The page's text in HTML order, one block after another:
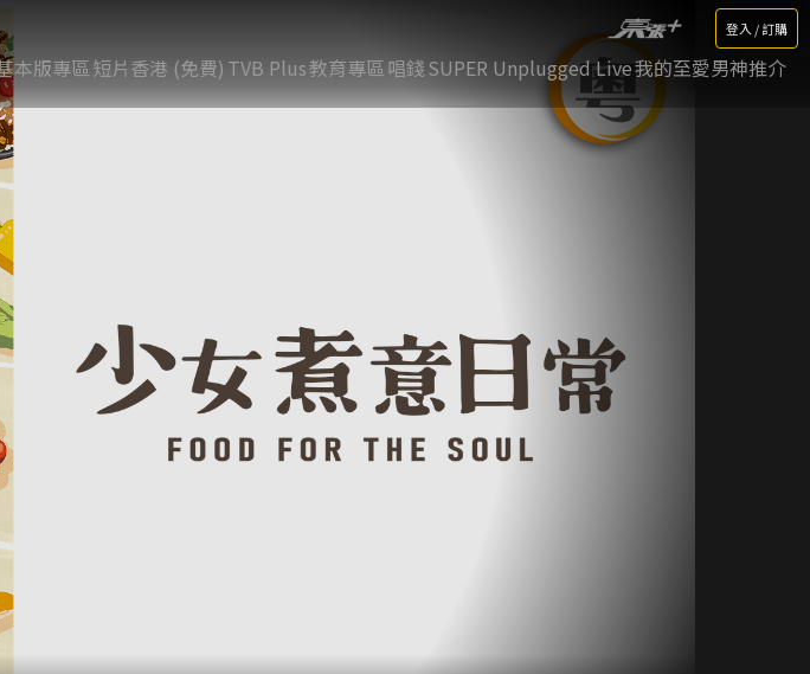
登入 / 訂購
本版專區短片香港 (免費) TVB Plus教育專區唱錢SUPER Unplugged Live我的至愛男神推介